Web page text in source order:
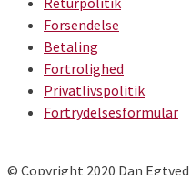
Forsendelse
Betaling
Fortrolighed
Privatlivspolitik
Fortrydelsesformular
© Copyright 2020 Dan Egtved